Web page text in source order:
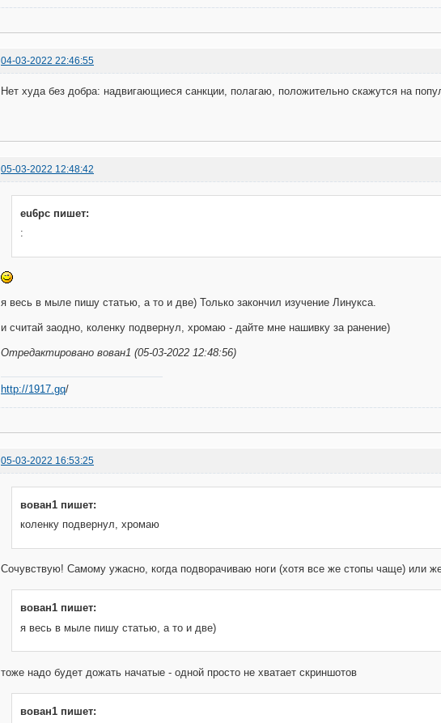
04-03-2022 22:46:55
Нет худа без добра: надвигающиеся санкции, полагаю, положительно скажутся на
05-03-2022 12:48:42
eu6pc пишет:
:
я весь в мыле пишу статью, а то и две) Только закончил изучение Линукса.
и считай заодно, коленку подвернул, хромаю - дайте мне нашивку за ранение)
Отредактировано вован1 (05-03-2022 12:48:56)
http://1917.gq/
05-03-2022 16:53:25
вован1 пишет:
коленку подвернул, хромаю
Сочувствую! Самому ужасно, когда подворачиваю ноги (хотя все же стопы чаще) или
вован1 пишет:
я весь в мыле пишу статью, а то и две)
тоже надо будет дожать начатые - одной просто не хватает скриншотов
вован1 пишет: